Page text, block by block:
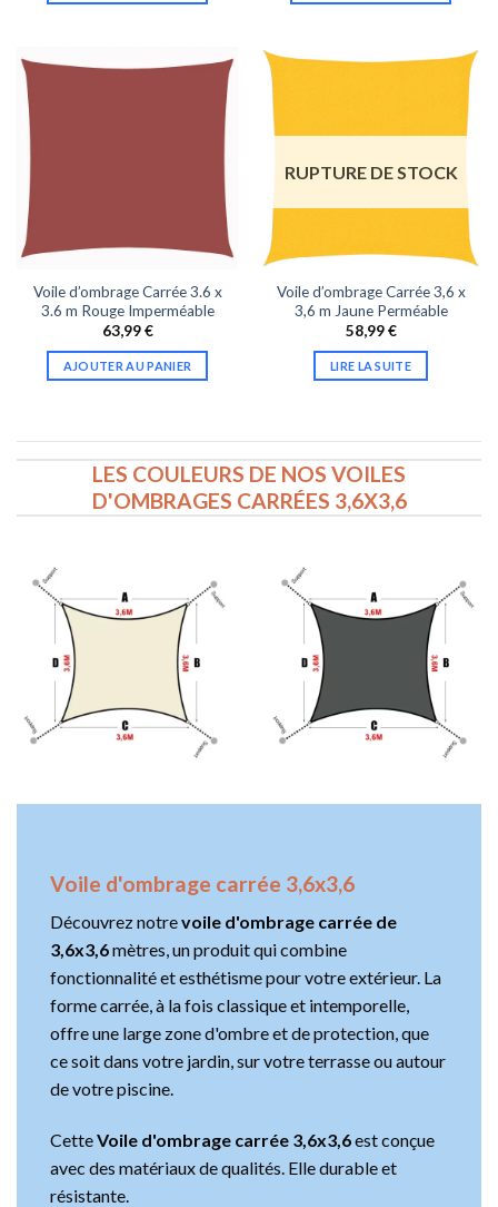
Voile d’ombrage Carrée 3.6 x
3.6 m Rouge Imperméable
63,99€
AJOUTER AU PANIER
RUPTURE DE STOCK
Voile d’ombrage Carrée 3,6 x
3,6 m Jaune Perméable
58,99€
LIRE LA SUITE
LES COULEURS DE NOS VOILES
D'OMBRAGES CARRÉES 3,6X3,6
Voile d'ombrage carrée 3,6x3,6
Découvrez notrevoile d'ombrage carrée de
3,6x3,6mètres, un produit qui combine
fonctionnalité et esthétisme pour votre extérieur. La
forme carrée, à la fois classique et intemporelle,
offre une large zone d'ombre et de protection, que
ce soit dans votre jardin, sur votre terrasse ou autour
de votre piscine.
CetteVoile d'ombrage carrée 3,6x3,6est conçue
avec des matériaux de qualités. Elle durable et
résistante.